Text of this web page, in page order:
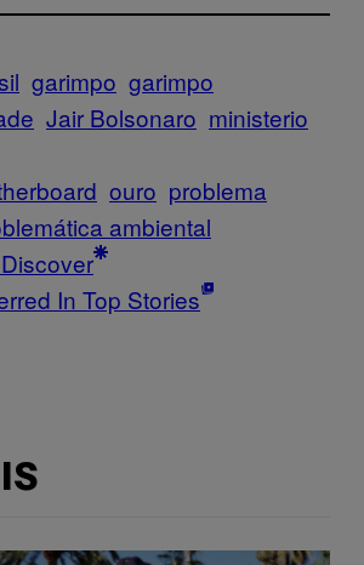
garimpo garimpo
Jair Bolsonaro ministerio
ouro problema
ambiental
In Top Stories